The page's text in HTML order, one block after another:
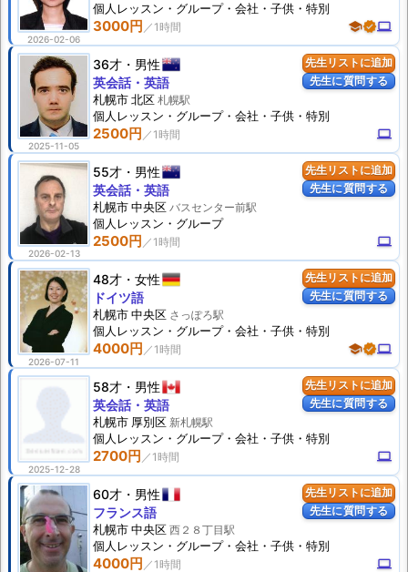
2026-02-06
3000円 schoolverifiedcomputer
個人 レッスン ・グループ・会社・子供・特別
先生リストに追加
先生に質問する
2025-11-05
36才 男性
2500円 computer
英会話・英語
札幌市 北区 札幌駅
個人 レッスン ・グループ・会社・子供・特別
先生リストに追加
先生に質問する
2026-02-13
55才 男性
2500円 computer
英会話・英語
札幌市 中央区 バスセンター前駅
個人 レッスン ・グループ
先生リストに追加
先生に質問する
2026-07-11
48才 女性
4000円 schoolverifiedcomputer
ドイツ語
札幌市 中央区 さっぽろ駅
個人 レッスン ・グループ・会社・子供・特別
先生リストに追加
先生に質問する
2025-12-28
58才 男性
2700円 computer
英会話・英語
札幌市 厚別区 新札幌駅
個人 レッスン ・グループ・会社・子供・特別
先生リストに追加
先生に質問する
60才 男性
4000円 computer
フランス語
札幌市 中央区 西２８丁目駅
個人 レッスン ・グループ・会社・子供・特別